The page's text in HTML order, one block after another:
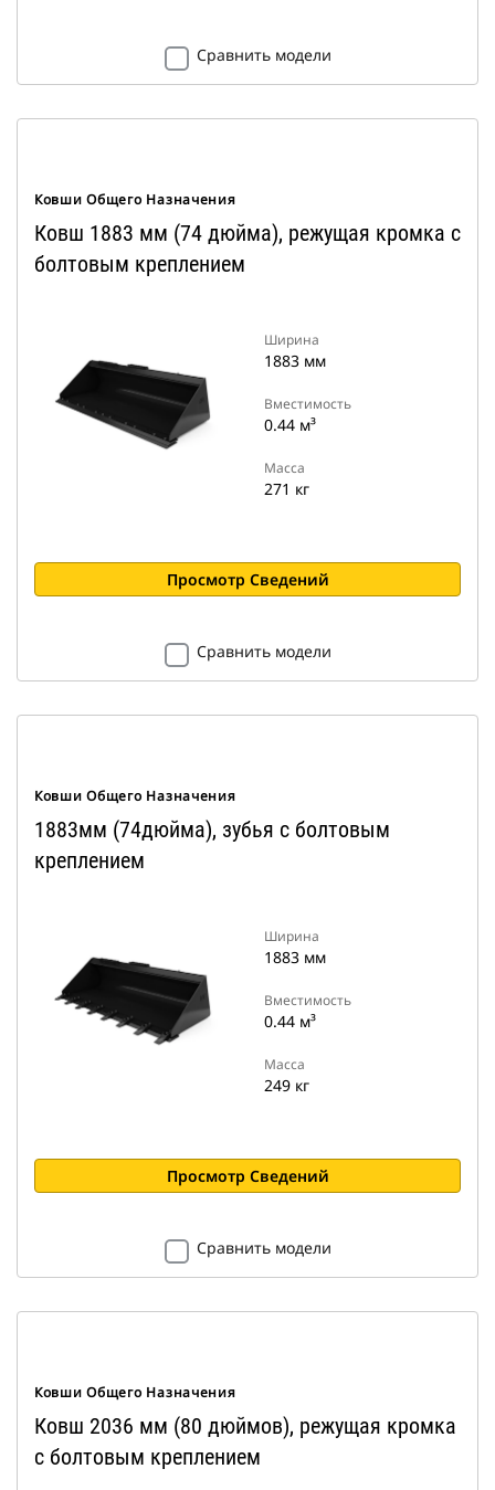
Сравнить модели
Ковши Общего Назначения
Ковш 1883 мм (74 дюйма), режущая кромка с
болтовым креплением
Ширина
1883 мм
Вместимость
0.44 м³
Масса
271 кг
Просмотр Сведений
Сравнить модели
Ковши Общего Назначения
1883мм (74дюйма), зубья с болтовым
креплением
Ширина
1883 мм
Вместимость
0.44 м³
Масса
249 кг
Просмотр Сведений
Сравнить модели
Ковши Общего Назначения
Ковш 2036 мм (80 дюймов), режущая кромка
с болтовым креплением